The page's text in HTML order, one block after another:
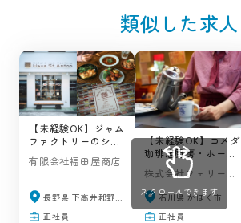
類似した求人
【未経験OK】ジャム
ファクトリーのショ
ップ＆カフェの求人
/ ハウスサンアント
有限会社福田屋商店
正社員
【未経験OK】コメダ
珈琲店厨房・ホール
スタッフ（店長候
補）の求人 / イオン
モールかほく店
株式会社フェリーチ
ェ・コーポレーショ
ン
石川県 かほく市
正社員
スクロールできます